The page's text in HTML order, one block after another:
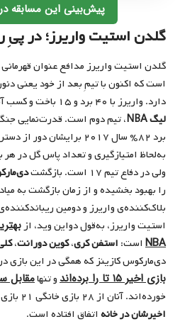
پیش‌بینی این مسابقه
گلدن استیت واریرز؛ در پیِ
دارد. واریرز با ۴۰ برد و ۱۵ باخت و کسب آمار ۷۳% برد، به‌لحاظ برد در کل
لیگ NBA
، تیم دوم است. قدرت‌نمایی
برد ۸۲% سال ۲۰۱۷
به‌لحاظ امتیازگیری و تعداد پاس گل در هر
ولی در دفاع تیم ۱۷ است. بازگشت
را بهبود بخشیده و از زمان بازگشت به
بلاک‌کننده‌ی واریرز و دومین
استیت واریرز، به‌قول دواین وید، از
NBA است: استفن کری،کوین دورانت،
دی‌مارکوس کازینز که همگی در این بازی
بازی اخیر ۱۵ تا را برده‌اند
و تنهامقابل
خورده‌اند. آنان از ۲۸ بازی خانگی ۲۱ بازی را برده‌اند ولی هر ۴
اخیرشان در خانه اتفاق افتاده است.